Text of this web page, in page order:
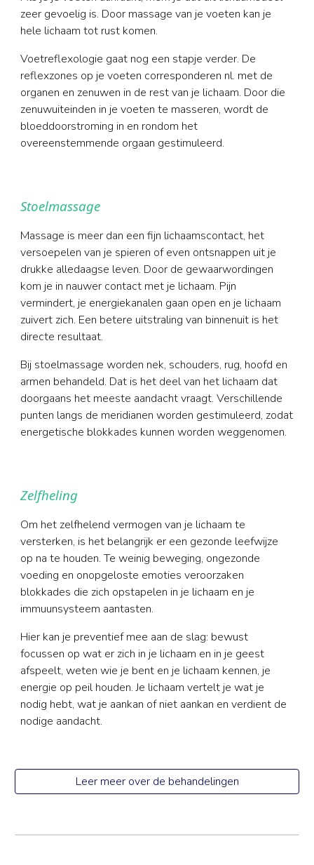
zeer gevoelig is. Door massage van je voeten kan je
hele lichaam tot rust komen.
Voetreflexologie gaat nog een stapje verder. De
reflexzones op je voeten corresponderen nl. met de
organen en zenuwen in de rest van je lichaam. Door die
zenuwuiteinden in je voeten te masseren, wordt de
bloeddoorstroming in en rondom het
overeenstemmende orgaan gestimuleerd.
Stoelmassage
Massage is meer dan een fijn lichaamscontact, het
versoepelen van je spieren of even ontsnappen uit je
drukke alledaagse leven. Door de gewaarwordingen
kom je in nauwer contact met je lichaam. Pijn
vermindert, je energiekanalen gaan open en je lichaam
zuivert zich. Een betere uitstraling van binnenuit is het
directe resultaat.
Bij stoelmassage worden nek, schouders, rug, hoofd en
armen behandeld. Dat is het deel van het lichaam dat
doorgaans het meeste aandacht vraagt. Verschillende
punten langs de meridianen worden gestimuleerd, zodat
energetische blokkades kunnen worden weggenomen.
Zelfheling
Om het zelfhelend vermogen van je lichaam te
versterken, is het belangrijk er een gezonde leefwijze
op na te houden. Te weinig beweging, ongezonde
voeding en onopgeloste emoties veroorzaken
blokkades die zich opstapelen in je lichaam en je
immuunsysteem aantasten.
Hier kan je preventief mee aan de slag: bewust
focussen op wat er zich in je lichaam en in je geest
afspeelt, weten wie je bent en je lichaam kennen, je
energie op peil houden. Je lichaam vertelt je wat je
nodig hebt, wat je aankan of niet aankan en verdient de
nodige aandacht.
Leer meer over de behandelingen